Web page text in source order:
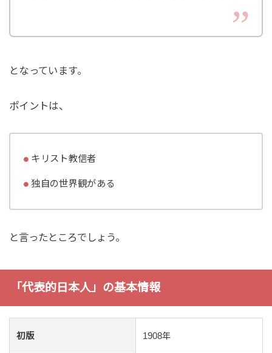
となっています。
ポイントは、
キリスト教信者
独自の世界観がある
と言ったところでしょう。
「代表的日本人」の基本情報
初版 1908年